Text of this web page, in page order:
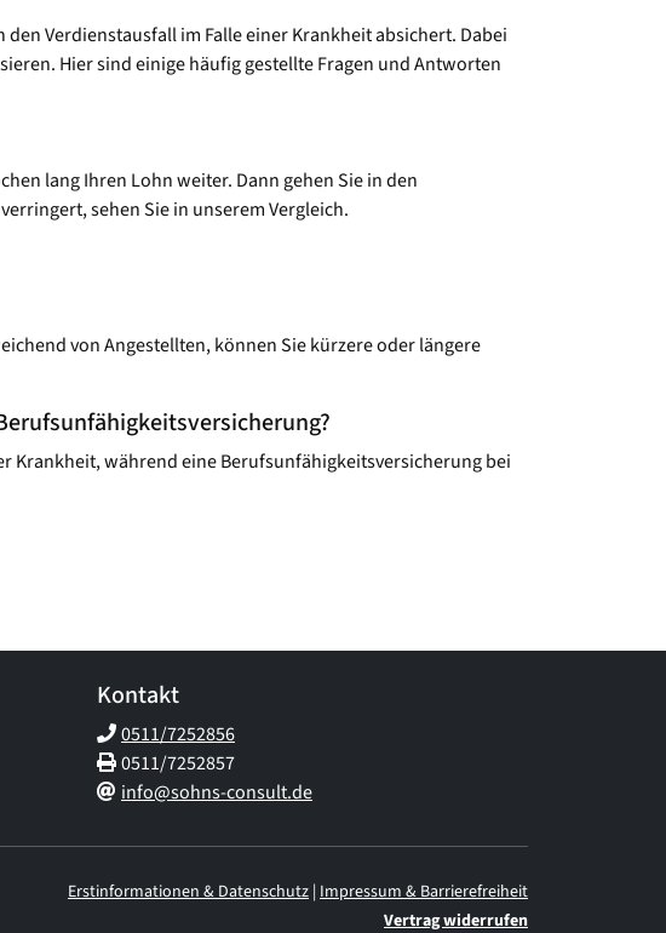
Verdienstausfall im Falle einer Krankheit absichert. Dabei
Hier sind einige häufig gestellte Fragen und Antworten
lang Ihren Lohn weiter. Dann gehen Sie in den
sehen Sie in unserem Vergleich.
von Angestellten, können Sie kürzere oder längere
Krankheit, während eine Berufsunfähigkeitsversicherung bei
Kontakt
0511/7252856
0511/7252857
info@sohns-consult.de
Erstinformationen & Datenschutz | Impressum & Barrierefreiheit
Vertrag widerrufen